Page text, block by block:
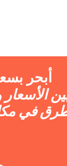
أبحر
الأسعار
في